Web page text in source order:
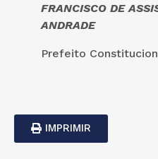
FRANCISCO DE
ANDRADE
Prefeito
IMPRIMIR